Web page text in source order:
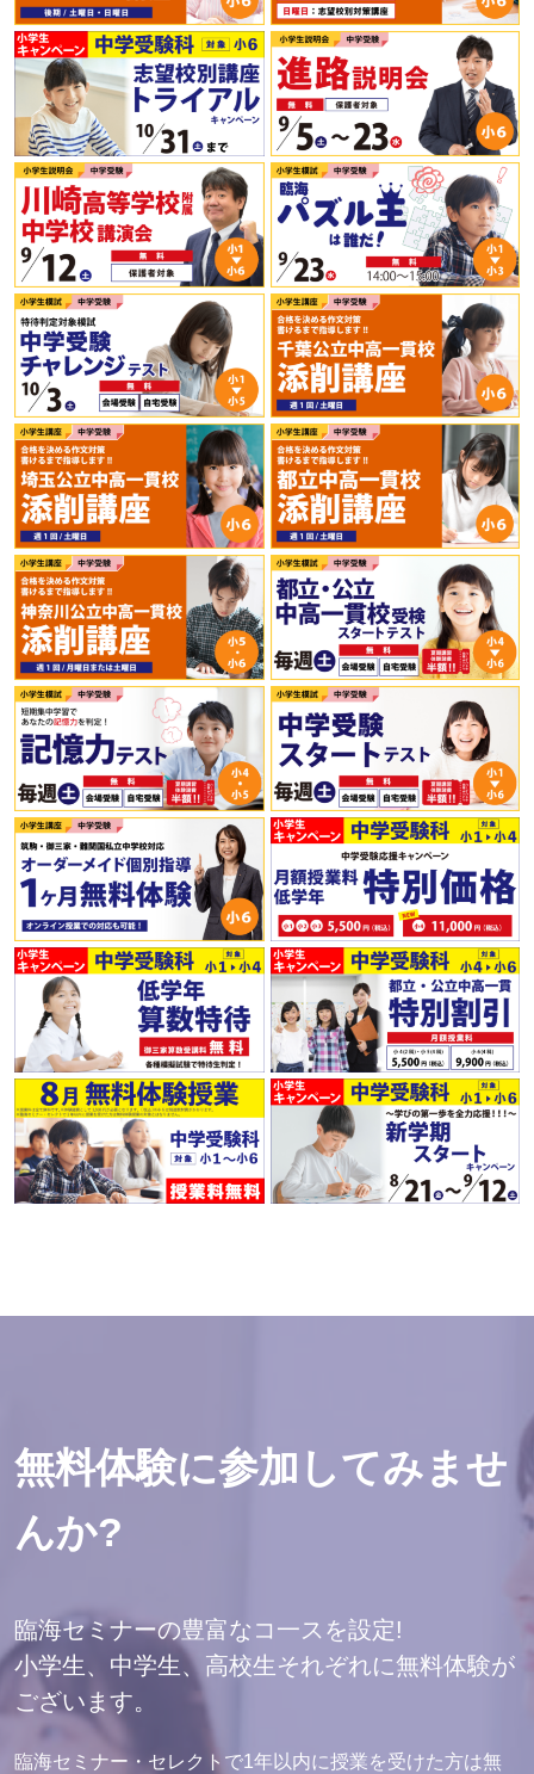
無料体験に参加してみませ
んか?
臨海セミナーの豊富なコ一スを設定!
小学生、中学生、高校生それぞれに無料体験が
ございます。
臨海セミナー・セレクトで1年以内に授業を受けた方は無